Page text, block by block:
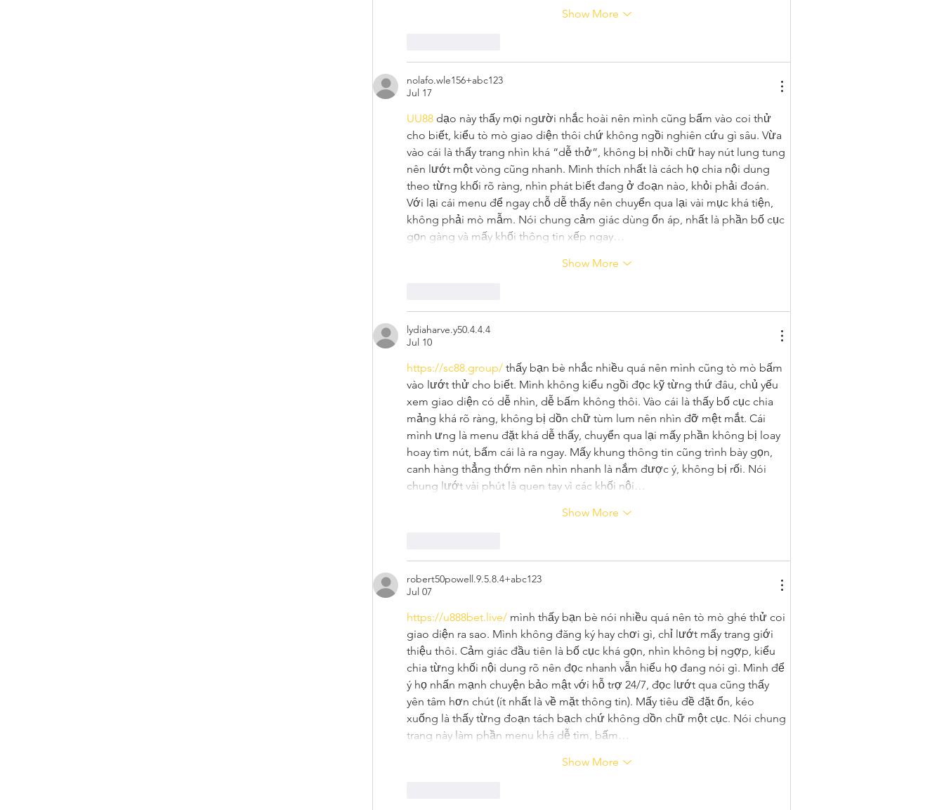
Show More
nolafo.wle156+abc123
Jul 17
UU88 dạo này thấy mọi người nhắc hoài nên mình cũng bấm vào coi thử
cho biết, kiểu tò mò giao diện thôi chứ không ngồi nghiên cứu gì sâu. Vừa
vào cái là thấy trang nhìn khá “dễ thở”, không bị nhồi chữ hay nút lung tung
nên lướt một vòng cũng nhanh. Mình thích nhất là cách họ chia nội dung
theo từng khối rõ ràng, nhìn phát biết đang ở đoạn nào, khỏi phải đoán.
Với lại cái menu để ngay chỗ dễ thấy nên chuyển qua lại vài mục khá tiện,
không phải mò mẫm. Nói chung cảm giác dùng ổn áp, nhất là phần bố cục
gọn gàng và mấy khối thông tin xếp ngay…
Show More
lydiaharve.y50.4.4.4
Jul 10
https://sc88.group/ thấy bạn bè nhắc nhiều quá nên mình cũng tò mò bấm
vào lướt thử cho biết. Mình không kiểu ngồi đọc kỹ từng thứ đâu, chủ yếu
xem giao diện có dễ nhìn, dễ bấm không thôi. Vào cái là thấy bố cục chia
mảng khá rõ ràng, không bị dồn chữ tùm lum nên nhìn đỡ mệt mắt. Cái
mình ưng là menu đặt khá dễ thấy, chuyển qua lại mấy phần không bị loay
hoay tìm nút, bấm cái là ra ngay. Mấy khung thông tin cũng trình bày gọn,
canh hàng thẳng thớm nên nhìn nhanh là nắm được ý, không bị rối. Nói
chung lướt vài phút là quen tay vì các khối nội…
Show More
robert50powell.9.5.8.4+abc123
Jul 07
https://u888bet.live/ mình thấy bạn bè nói nhiều quá nên tò mò ghé thử coi
giao diện ra sao. Mình không đăng ký hay chơi gì, chỉ lướt mấy trang giới
thiệu thôi. Cảm giác đầu tiên là bố cục khá gọn, nhìn không bị ngợp, kiểu
chia từng khối nội dung rõ nên đọc nhanh vẫn hiểu họ đang nói gì. Mình để
ý họ nhấn mạnh chuyện bảo mật với hỗ trợ 24/7, đọc lướt qua cũng thấy
yên tâm hơn chút (ít nhất là về mặt thông tin). Mấy tiêu đề đặt ổn, kéo
xuống là thấy từng đoạn tách bạch chứ không dồn chữ một cục. Nói chung
trang này làm phần menu khá dễ tìm, bấm…
Show More